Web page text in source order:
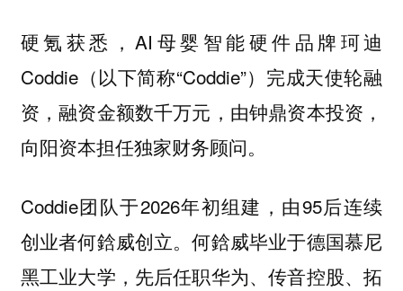
硬氪获悉，AI母婴智能硬件品牌珂迪
Coddie（以下简称“Coddie”）完成天使轮融
资，融资金额数千万元，由钟鼎资本投资，
向阳资本担任独家财务顾问。
Coddie团队于2026年初组建，由95后连续
创业者何鋡威创立。何鋡威毕业于德国慕尼
黑工业大学，先后任职华为、传音控股、拓